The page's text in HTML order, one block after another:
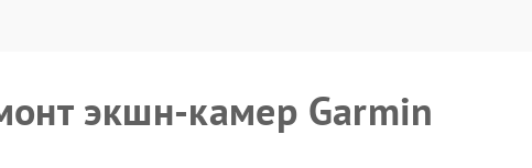
экшн-камер Garmin